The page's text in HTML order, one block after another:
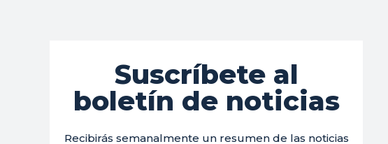
Suscríbete al
boletín de noticias
Recibirás semanalmente un resumen de las noticias